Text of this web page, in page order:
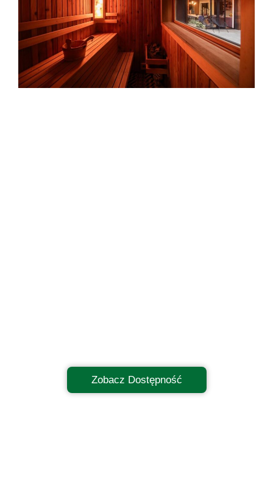
Zobacz Dostępność